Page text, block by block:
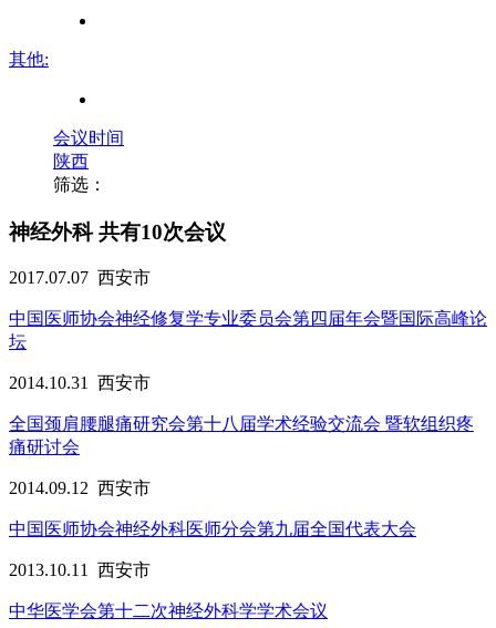
其他:
会议时间
陕西
筛选：
神经外科共有10次会议
2017.07.07 西安市
中国医师协会神经修复学专业委员会第四届年会暨国际高峰论
坛
2014.10.31 西安市
全国颈肩腰腿痛研究会第十八届学术经验交流会 暨软组织疼
痛研讨会
2014.09.12 西安市
中国医师协会神经外科医师分会第九届全国代表大会
2013.10.11 西安市
中华医学会第十二次神经外科学学术会议